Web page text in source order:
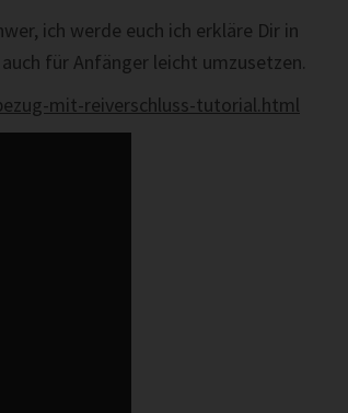
ich werde euch ich erkläre Dir in
für Anfänger leicht umzusetzen.
mit-reiverschluss-tutorial.html